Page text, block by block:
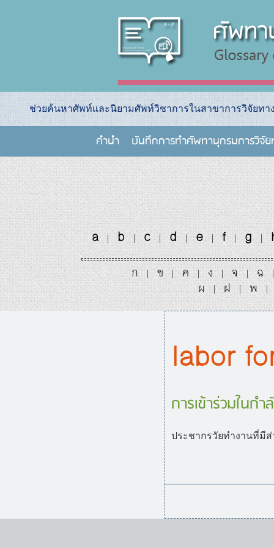
ช่วยค้นหาศัพท์และนิยามศัพท์วิชาการในสาขาการวิจัยท
คำนำ บันทึกการทําศัพทานุกรมการวิจั
a | b | c | d | e | f | g |
ก
| ข | ค | ง | จ | ฉ
ผ | ฝ | พ |
labor
การเข้าร่วมในก
ประชากรวัยทำงานที่มี